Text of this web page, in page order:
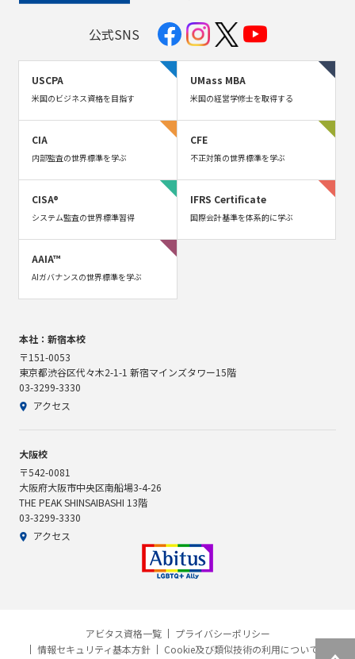
公式SNS
USCPA
米国のビジネス資格を目指す
UMass MBA
米国の経営学修士を取得する
CIA
内部監査の世界標準を学ぶ
CFE
不正対策の世界標準を学ぶ
CISA®
システム監査の世界標準習得
IFRS Certificate
国際会計基準を体系的に学ぶ
AAIA™
AIガバナンスの世界標準を学ぶ
本社：新宿本校
〒151-0053
東京都渋谷区代々木2-1-1 新宿マインズタワー15階
03-3299-3330
アクセス
大阪校
〒542-0081
大阪府大阪市中央区南船場3-4-26
THE PEAK SHINSAIBASHI 13階
03-3299-3330
アクセス
アビタス資格一覧
プライバシーポリシー
情報セキュリティ基本方針
Cookie及び類似技術の利用について